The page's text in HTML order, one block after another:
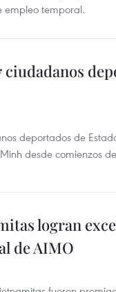
empleo temporal.
ciudadanos
deportados de
desde comienzos
logran
de AIMO